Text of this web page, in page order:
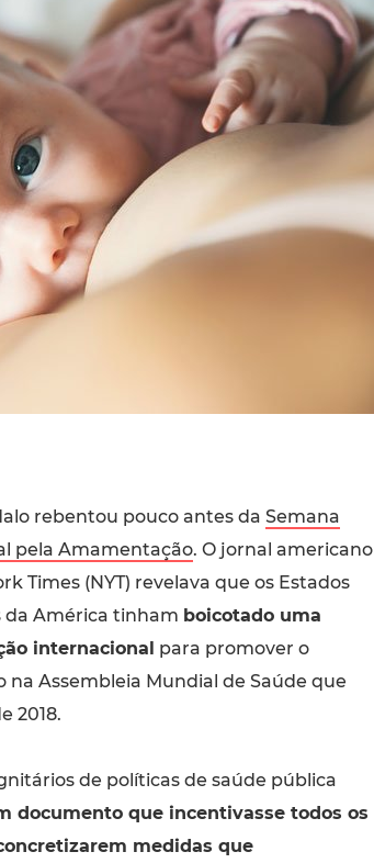
rebentou pouco antes da Semana
pela Amamentação. O jornal americano
Times (NYT) revelava que os Estados
da América tinham boicotado uma
internacional para promover o
Assembleia Mundial de Saúde que
2018.
de políticas de saúde pública
documento que incentivasse todos os
medidas que